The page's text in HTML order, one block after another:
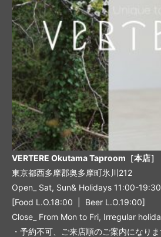
VERTERE Okutama Taproom［本店］
東京都西多摩郡奥多摩町氷川212
Open_ Sat, Sun& Holidays 11:00-19:30
[Food L.O.18:00 | Beer L.O.19:00]
Close_ From Mon to Fri, Irregular
・予約不可、ご来店順のご案内になりま